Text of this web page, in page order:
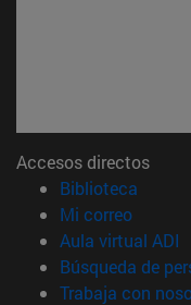
Accesos directos
Biblioteca
Mi correo(abre
Aula virtual ADI
Búsqueda de
Trabaja con